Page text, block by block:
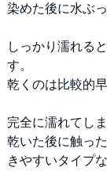
染めた後に水ぶ
しっかり濡れる
す。
乾くのは比較的
完全に濡れてし
乾いた後に触っ
きやすいタイプ